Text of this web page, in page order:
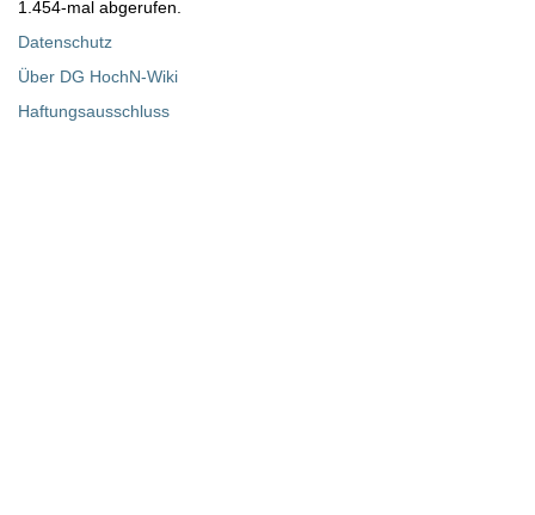
1.454-mal abgerufen.
Datenschutz
Über DG HochN-Wiki
Haftungsausschluss